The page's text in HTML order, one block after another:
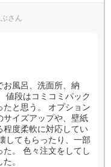
さん
お風呂、洗面所、納
値段はコミコミパック
たと思う。 オプション
サイズアップや、壁紙
程度柔軟に対応してい
してもらったり、一部
。 色々注文をしてし
。